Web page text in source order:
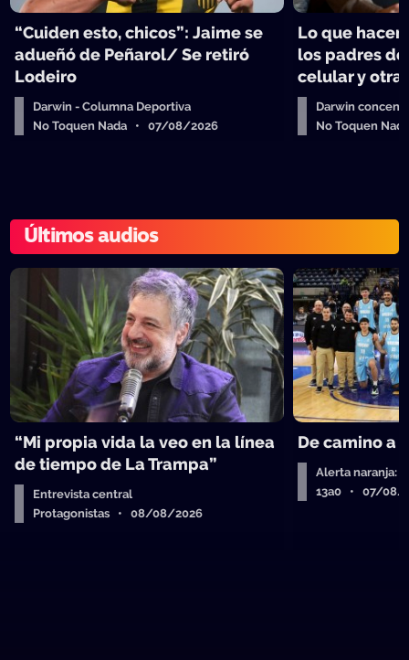
“Cuiden esto, chicos”: Jaime se
adueñó de Peñarol/ Se retiró
Lodeiro
Darwin - Columna Deportiva
No Toquen Nada • 07/08/2026
Lo que
los padres
celular y
Darwin
No Toquen
Últimos audios
“Mi propia vida la veo en la línea
de tiempo de La Trampa”
Entrevista central
Protagonistas • 08/08/2026
De camino a
Alerta naranja:
13a0 • 07/08/